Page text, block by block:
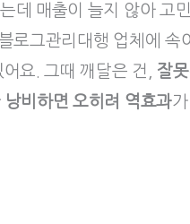
데 매출이 늘지 않아 고
로그관리대행 업체에 속
요. 그때 깨달은 건, 잘
낭비하면 오히려 역효과